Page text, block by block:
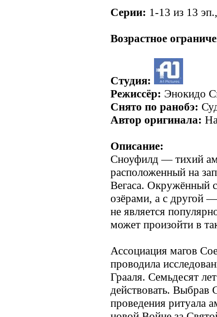
Серии: 1-13 из 13
Возрастное
Студия:
Режиссёр: Энокидо
Снято по ранобэ:
Автор оригинала:
Описание:
Сноуфилд — тихий
расположенный на
Вегаса. Окружённый
озёрами, а с другой
не является
может произойти в
Ассоциация магов
проводила
Грааля. Семьдесят
действовать. Выбрав
проведения ритуала